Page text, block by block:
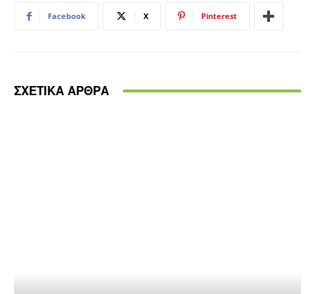
Facebook X Pinterest
ΣΧΕΤΙΚΑ ΑΡΘΡΑ